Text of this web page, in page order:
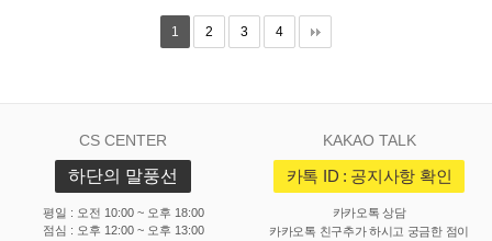
1 2 3 4
CS CENTER
하단의 말풍선
평일 : 오전 10:00 ~ 오후 18:00
점심 : 오후 12:00 ~ 오후 13:00
KAKAO TALK
카톡 ID : 공지사항 확인
카카오톡 상담
카카오톡 친구추가 하시고 궁금한 점이